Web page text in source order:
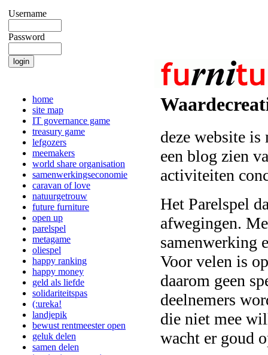
Username
Password
home
site map
IT governance game
treasury game
lefgozers
meemakers
world share organisation
samenwerkingseconomie
caravan of love
natuurgetrouw
future furniture
open up
parelspel
metagame
oliespel
happy ranking
happy money
geld als liefde
solidariteitspas
(:ureka!
landjepik
bewust rentmeester open
geluk delen
samen delen
deze website
een blog zien
activiteiten
Het Parelspel
afwegingen.
samenwerking
Voor velen is
daarom geen
deelnemers
die niet mee
wacht er goud